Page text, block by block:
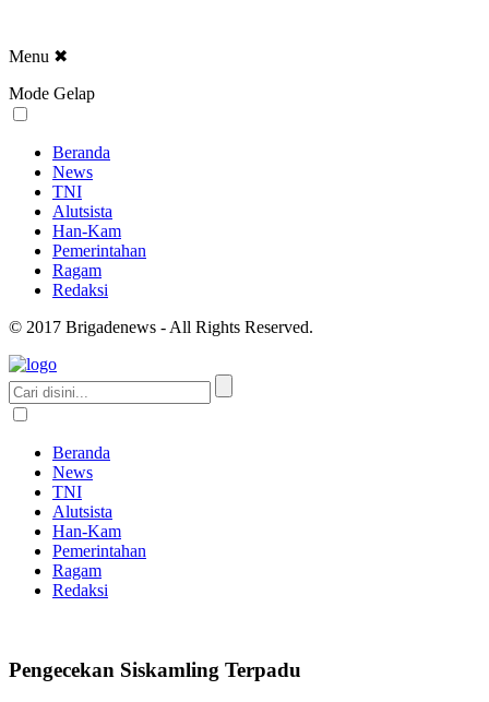
Menu ✖
Mode Gelap
Beranda
News
TNI
Alutsista
Han-Kam
Pemerintahan
Ragam
Redaksi
© 2017 Brigadenews - All Rights Reserved.
Beranda
News
TNI
Alutsista
Han-Kam
Pemerintahan
Ragam
Redaksi
Pengecekan Siskamling Terpadu